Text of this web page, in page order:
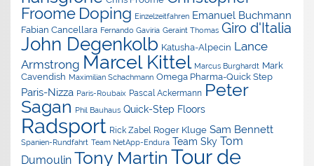
Froome Doping Einzelzeitfahren Emanuel Buchmann
Fabian Cancellara Fernando Gaviria Geraint Thomas Giro d'Italia
John Degenkolb Katusha-Alpecin Lance
Armstrong Marcel Kittel Marcus Burghardt Mark
Cavendish Maximilian Schachmann Omega Pharma-Quick Step
Paris-Nizza Paris-Roubaix Pascal Ackermann Peter
Sagan Phil Bauhaus Quick-Step Floors
Radsport Rick Zabel Roger Kluge Sam Bennett
Spanien-Rundfahrt Team NetApp-Endura Team Sky Tom
Dumoulin Tony Martin Tour de